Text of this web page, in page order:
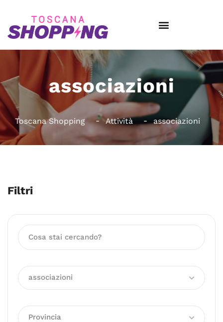
associazioni
Toscana Shopping Attività associazioni
Filtri
associazioni
Provincia